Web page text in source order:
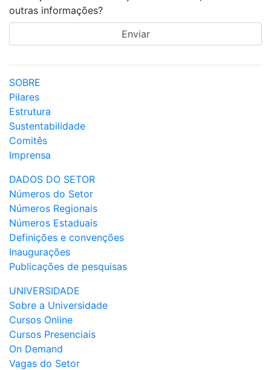
outras informações?
SOBRE
Pilares
Estrutura
Sustentabilidade
Comitês
Imprensa
DADOS DO SETOR
Números do Setor
Números Regionais
Números Estaduais
Definições e convenções
Inaugurações
Publicações de pesquisas
UNIVERSIDADE
Sobre a Universidade
Cursos Online
Cursos Presenciais
On Demand
Vagas do Setor